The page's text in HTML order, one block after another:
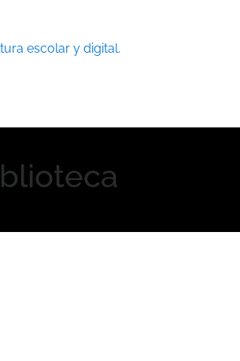
escolar y digital.